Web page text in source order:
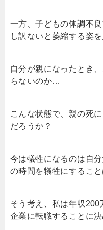
一方、子どもの体調不
し訳ないと萎縮する姿
自分が親になったとき
らないのか…
こんな状態で、親の死
だろうか？
今は犠牲になるのは自
の時間を犠牲にすること
そう考え、私は年収200
企業に転職することに決